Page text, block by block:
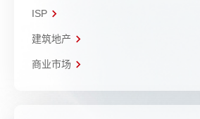
ISP
建筑地产
商业市场